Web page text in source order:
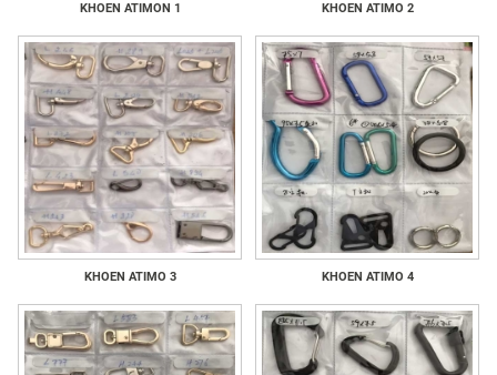
KHOEN ATIMON 1 KHOEN ATIMO 2
KHOEN ATIMO 3 KHOEN ATIMO 4